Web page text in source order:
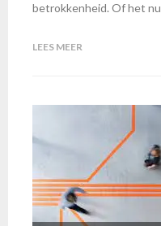
betrokkenheid. Of het nu
LEES MEER